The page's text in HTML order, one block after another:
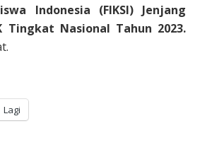
Indonesia (FIKSI) Jenjang
Tingkat Nasional Tahun 2023.
Lagi